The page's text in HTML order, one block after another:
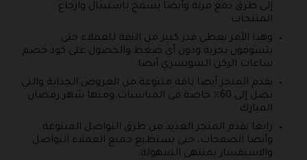
إلى طرق دفع مرنة وأيضا يسمح باستبدال وارجاع
المنتجات.
وهذا الأمر يعطي قدر كبير من الثقة للعملاء حتى
يتسوقون بحرية ودون أي ضغط والحصول على كود خصم
ساعات الركن السويسري أيضا.
يقدم المتجر أيضا باقة متنوعة من العروض الجذابة والتي
تصل إلى 60٪ خاصة في المناسبات ومنها شهر رمضان
المبارك.
رابعا يقدم المتجر العديد من طرق التواصل المتنوعة
وأيضا الصفحات، حتى يستطيع جميع العملاء التواصل
والاستفسار بمنتهى السهولة.